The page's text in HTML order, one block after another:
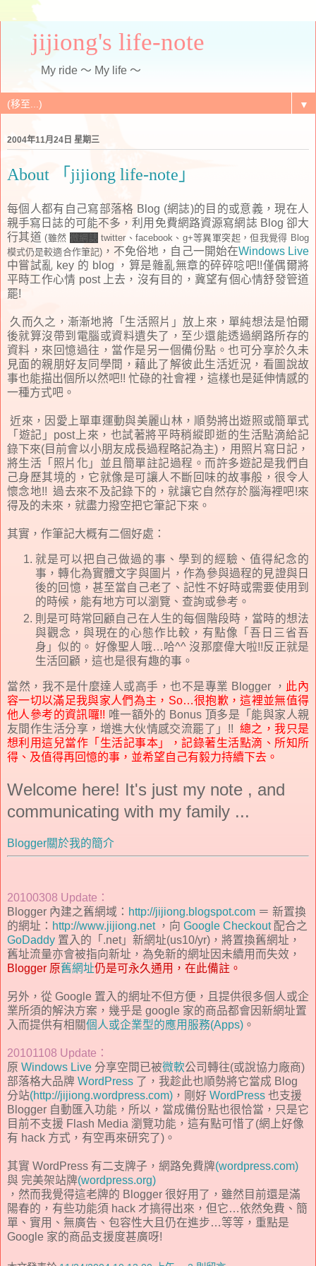
jijiong's life-note
My ride ～ My life ～
▼
2004年11月24日 星期三
About 「jijiong life-note」
每個人都有自己寫部落格 Blog (網誌)的目的或意義，現在人
親手寫日誌的可能不多，利用免費網路資源寫網誌 Blog 卻大
行其道(雖然 微網誌 twitter、facebook、g+等異軍突起，但我覺得 Blog
模式仍是較適合作筆記)，不免俗地，自己一開始在Windows Live
中嘗試亂 key 的 blog ，算是雜亂無章的碎碎唸吧!!僅偶爾將
平時工作心情 post 上去，沒有目的，冀望有個心情舒發管道
罷!
久而久之，漸漸地將「生活照片」放上來，單純想法是怕爾
後就算沒帶到電腦或資料遺失了，至少還能透過網路所存的
資料，來回憶過往，當作是另一個備份點。也可分享於久未
見面的親朋好友同學間，藉此了解彼此生活近況，看圖說故
事也能描出個所以然吧!! 忙碌的社會裡，這樣也是延伸情感的
一種方式吧。
近來，因愛上單車運動與美麗山林，順勢將出遊照或簡單式
「遊記」post上來，也試著將平時稍縱即逝的生活點滴給記
錄下來(目前會以小朋友成長過程略記為主)，用照片寫日記，
將生活「照片化」並且簡單註記過程。而許多遊記是我們自
己身歷其境的，它就像是可讓人不斷回味的故事般，很令人
懷念地!! 過去來不及記錄下的，就讓它自然存於腦海裡吧!來
得及的未來，就盡力撥空把它筆記下來。
其實，作筆記大概有二個好處：
就是可以把自己做過的事、學到的經驗、值得紀念的
事，轉化為實體文字與圖片，作為參與過程的見證與日
後的回憶，甚至當自己老了、記性不好時或需要使用到
的時候，能有地方可以瀏覽、查詢或參考。
則是可時常回顧自己在人生的每個階段時，當時的想法
與觀念，與現在的心態作比較，有點像「吾日三省吾
身」似的。 好像聖人哦…哈^^ 沒那麼偉大啦!!反正就是
生活回顧，這也是很有趣的事。
當然，我不是什麼達人或高手，也不是專業 Blogger ， 此內
容一切以滿足我與家人們為主，So…很抱歉，這裡並無值得
他人參考的資訊囉!! 唯一額外的 Bonus 頂多是「能與家人親
友間作生活分享，增進大伙情感交流罷了」!! 總之，我只是
想利用這兒當作「生活記事本」，記錄著生活點滴、所知所
得、及值得再回憶的事，並希望自己有毅力持續下去。
Welcome here! It's just my note , and
communicating with my family ...
Blogger關於我的簡介
20100308 Update：
Blogger 內建之舊網域： http://jijiong.blogspot.com ＝ 新置換
的網址： http://www.jijiong.net，向 Google Checkout配合之
GoDaddy 置入的「.net」新網址(us10/yr)，將置換舊網址，
舊址流量亦會被指向新址，為免新的網址因未續用而失效，
Blogger 原舊網址仍是可永久通用，在此備註。
另外，從 Google 置入的網址不但方便，且提供很多個人或企
業所須的解決方案，幾乎是 google 家的商品都會因新網址置
入而提供有相關個人或企業型的應用服務(Apps) 。
20101108 Update：
原 Windows Live 分享空間已被微軟公司轉往(或說協力廠商)
部落格大品牌 WordPress 了，我趁此也順勢將它當成 Blog
分站(http://jijiong.wordpress.com) ，剛好 WordPress 也支援
Blogger 自動匯入功能，所以，當成備份點也很恰當，只是它
目前不支援 Flash Media 瀏覽功能，這有點可惜了(網上好像
有 hack 方式，有空再來研究了)。
其實 WordPress 有二支牌子，網路免費牌(wordpress.com)
與 完美架站牌(wordpress.org)
，然而我覺得這老牌的 Blogger 很好用了，雖然目前還是滿
陽春的，有些功能須 hack 才搞得出來，但它…依然免費、簡
單、實用、無廣告、包容性大且仍在進步…等等，重點是
Google 家的商品支援度甚廣呀!